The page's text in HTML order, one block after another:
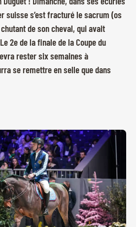
suisse s’est fracturé le sacrum (os
de son cheval, qui avait
2e de la finale de la Coupe du
rester six semaines à
se remettre en selle que dans